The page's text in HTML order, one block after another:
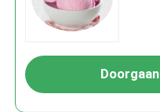
Doorgaan